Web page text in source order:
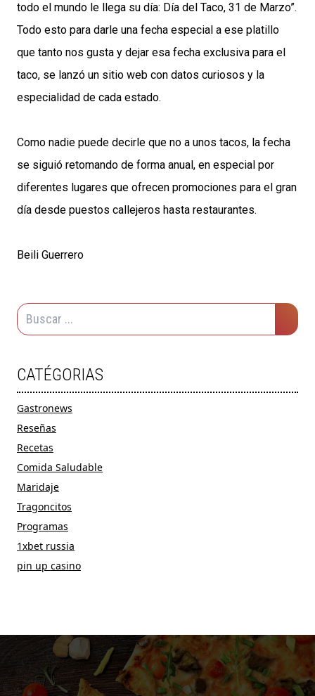
todo el mundo le llega su día: Día del Taco, 31 de Marzo”.
Todo esto para darle una fecha especial a ese platillo
que tanto nos gusta y dejar esa fecha exclusiva para el
taco, se lanzó un sitio web con datos curiosos y la
especialidad de cada estado.
Como nadie puede decirle que no a unos tacos, la fecha
se siguió retomando de forma anual, en especial por
diferentes lugares que ofrecen promociones para el gran
día desde puestos callejeros hasta restaurantes.
Beili Guerrero
CATÉGORIAS
Gastronews
Reseñas
Recetas
Comida Saludable
Maridaje
Tragoncitos
Programas
1xbet russia
pin up casino